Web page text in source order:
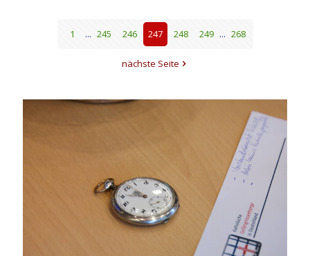
1 ... 245 246 247 248 249 ... 268
nächste Seite